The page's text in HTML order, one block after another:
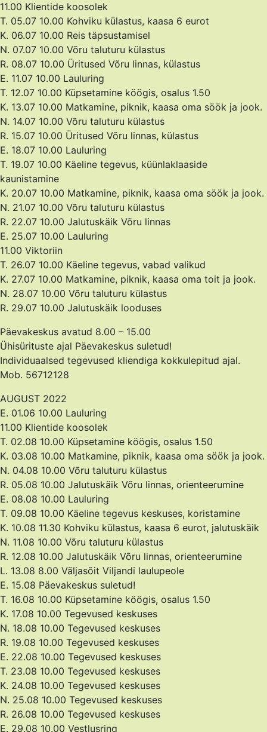
11.00 Klientide koosolek
T. 05.07 10.00 Kohviku külastus, kaasa 6 eurot
K. 06.07 10.00 Reis täpsustamisel
N. 07.07 10.00 Võru taluturu külastus
R. 08.07 10.00 Üritused Võru linnas, külastus
E. 11.07 10.00 Lauluring
T. 12.07 10.00 Küpsetamine köögis, osalus 1.50
K. 13.07 10.00 Matkamine, piknik, kaasa oma söök ja jook.
N. 14.07 10.00 Võru taluturu külastus
R. 15.07 10.00 Üritused Võru linnas, külastus
E. 18.07 10.00 Lauluring
T. 19.07 10.00 Käeline tegevus, küünlaklaaside
kaunistamine
K. 20.07 10.00 Matkamine, piknik, kaasa oma söök ja jook.
N. 21.07 10.00 Võru taluturu külastus
R. 22.07 10.00 Jalutuskäik Võru linnas
E. 25.07 10.00 Lauluring
11.00 Viktoriin
T. 26.07 10.00 Käeline tegevus, vabad valikud
K. 27.07 10.00 Matkamine, piknik, kaasa oma toit ja jook.
N. 28.07 10.00 Võru taluturu külastus
R. 29.07 10.00 Jalutuskäik looduses
Päevakeskus avatud 8.00 – 15.00
Ühisürituste ajal Päevakeskus suletud!
Individuaalsed tegevused kliendiga kokkulepitud ajal.
Mob. 56712128
AUGUST 2022
E. 01.06 10.00 Lauluring
11.00 Klientide koosolek
T. 02.08 10.00 Küpsetamine köögis, osalus 1.50
K. 03.08 10.00 Matkamine, piknik, kaasa oma söök ja jook.
N. 04.08 10.00 Võru taluturu külastus
R. 05.08 10.00 Jalutuskäik Võru linnas, orienteerumine
E. 08.08 10.00 Lauluring
T. 09.08 10.00 Käeline tegevus keskuses, koristamine
K. 10.08 11.30 Kohviku külastus, kaasa 6 eurot, jalutuskäik
N. 11.08 10.00 Võru taluturu külastus
R. 12.08 10.00 Jalutuskäik Võru linnas, orienteerumine
L. 13.08 8.00 Väljasõit Viljandi laulupeole
E. 15.08 Päevakeskus suletud!
T. 16.08 10.00 Küpsetamine köögis, osalus 1.50
K. 17.08 10.00 Tegevused keskuses
N. 18.08 10.00 Tegevused keskuses
R. 19.08 10.00 Tegevused keskuses
E. 22.08 10.00 Tegevused keskuses
T. 23.08 10.00 Tegevused keskuses
K. 24.08 10.00 Tegevused keskuses
N. 25.08 10.00 Tegevused keskuses
R. 26.08 10.00 Tegevused keskuses
E. 29.08 10.00 Vestlusring